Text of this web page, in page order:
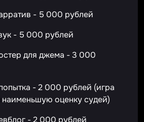
- 5 000 рублей
- 5 000 рублей
для джема - 3 000
- 2 000 рублей (игра
оценку судей)
- 2 000 рублей